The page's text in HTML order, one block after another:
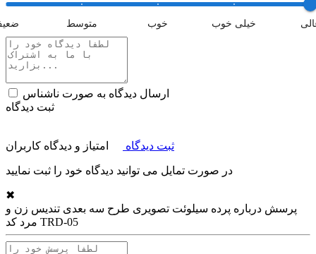
متوسط خوب خیلی خوب
ارسال دیدگاه به صورت ناشناس
ثبت دیدگاه
ثبت دیدگاه امتیاز و دیدگاه کاربران
در صورت تمایل می توانید دیدگاه خود را ثبت نمایید
✖
پرسش درباره پرده سیلوئت تصویری طرح سه بعدی تندیس زن و
مرد کد TRD-05